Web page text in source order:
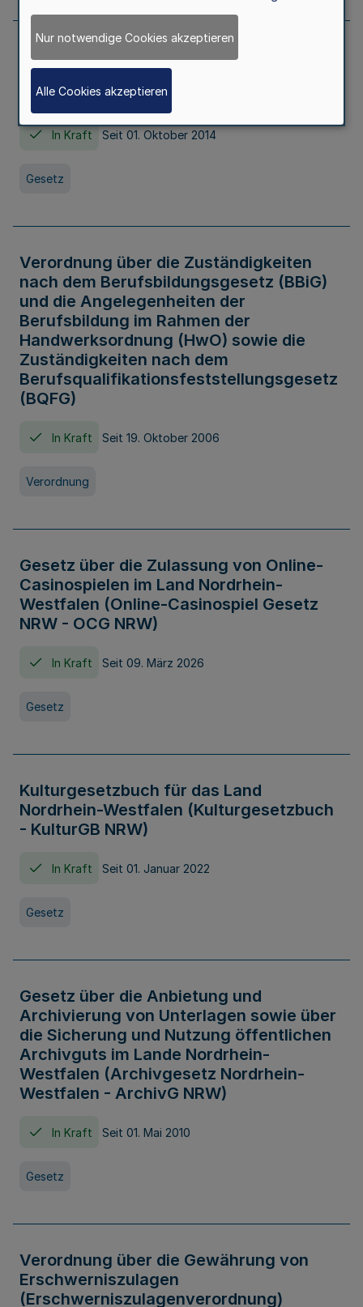
Gesetz über die Hochschulen des Landes
Nordrhein-Westfalen (Hochschulgesetz -
HG)
In Kraft Seit 01. Oktober 2014
Gesetz
Verordnung über die Zuständigkeiten
nach dem Berufsbildungsgesetz (BBiG)
und die Angelegenheiten der
Berufsbildung im Rahmen der
Handwerksordnung (HwO) sowie die
Zuständigkeiten nach dem
Berufsqualifikationsfeststellungsgesetz
(BQFG)
In Kraft Seit 19. Oktober 2006
Verordnung
Gesetz über die Zulassung von Online-
Casinospielen im Land Nordrhein-
Westfalen (Online-Casinospiel Gesetz
NRW - OCG NRW)
In Kraft Seit 09. März 2026
Gesetz
Kulturgesetzbuch für das Land
Nordrhein-Westfalen (Kulturgesetzbuch
- KulturGB NRW)
In Kraft Seit 01. Januar 2022
Gesetz
Gesetz über die Anbietung und
Archivierung von Unterlagen sowie über
die Sicherung und Nutzung öffentlichen
Archivguts im Lande Nordrhein-
Westfalen (Archivgesetz Nordrhein-
Westfalen - ArchivG NRW)
In Kraft Seit 01. Mai 2010
Gesetz
Verordnung über die Gewährung von
Erschwerniszulagen
(Erschwerniszulagenverordnung)
Nur notwendige Cookies akzeptieren
Alle Cookies akzeptieren